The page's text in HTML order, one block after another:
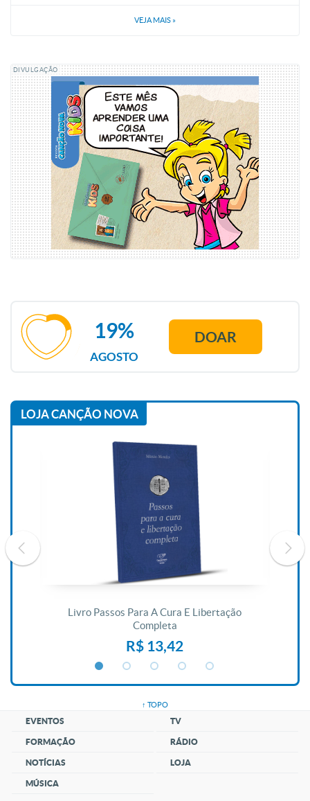
VEJA MAIS »
DIVULGAÇÃO
AGOSTO
19% DOAR
LOJA CANÇÃO NOVA
Livro Passos Para A Cura E Libertação
Completa
R$ 13,42
↑ TOPO
EVENTOS
FORMAÇÃO
NOTÍCIAS
MÚSICA
TV
RÁDIO
LOJA